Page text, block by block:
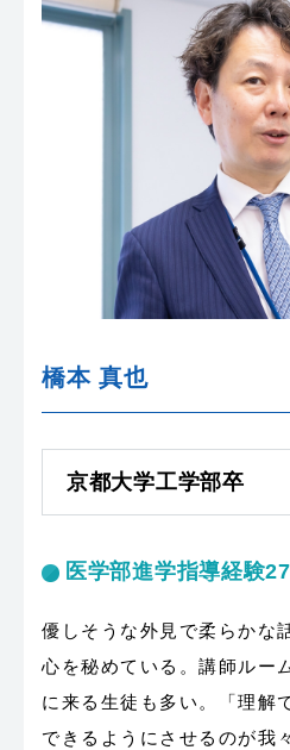
橋本 真也
京都大学工学部卒
医学部進学指導経験
優しそうな外見で柔らかな
心を秘めている。講師ルー
に来る生徒も多い。「理解
できるようにさせるのが我